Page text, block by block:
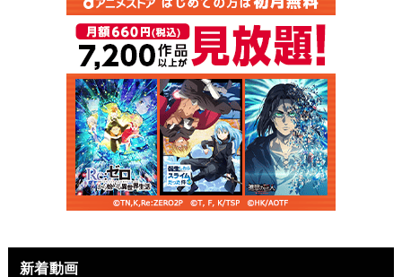
新着動画